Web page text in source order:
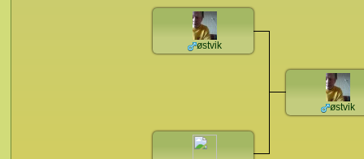
østvik
østvik